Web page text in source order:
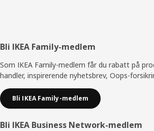
Bunntekst
Bli IKEA Family-medlem
Som IKEA Family-medlem får du rabatt på
handler, inspirerende nyhetsbrev, Oops-
Bli IKEA Family-medlem
Bli IKEA Business Network-medlem